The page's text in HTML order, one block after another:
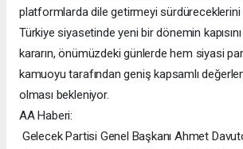
platformlarda dile getirmeyi sürdüreceklerini
Türkiye siyasetinde yeni bir dönemin
kararın, önümüzdeki günlerde hem siyasi
kamuoyu tarafından geniş kapsamlı
olması bekleniyor.
AA Haberi:
Gelecek Partisi Genel Başkanı Ahmet